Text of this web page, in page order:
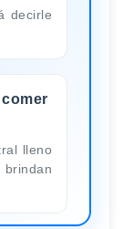
decirle
lleno